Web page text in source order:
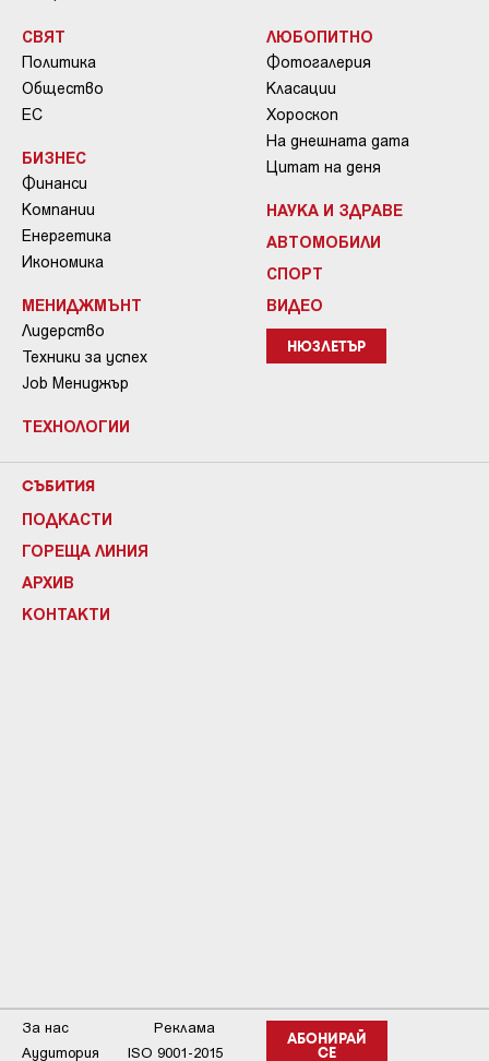
СВЯТ
Политика
Общество
ЕС
БИЗНЕС
Финанси
Компании
Енергетика
Икономика
МЕНИДЖМЪНТ
Лидерство
Техники за успех
Job Мениджър
ТЕХНОЛОГИИ
ЛЮБОПИТНО
Фотогалерия
Класации
Хороскоп
На днешната дата
Цитат на деня
НАУКА И ЗДРАВЕ
АВТОМОБИЛИ
СПОРТ
ВИДЕО
НЮЗЛЕТЪР
СЪБИТИЯ
ПОДКАСТИ
ГОРЕЩА ЛИНИЯ
АРХИВ
КОНТАКТИ
АБОНИРАЙ
СЕ
За нас
Реклама
Аудитория
ISO 9001-2015